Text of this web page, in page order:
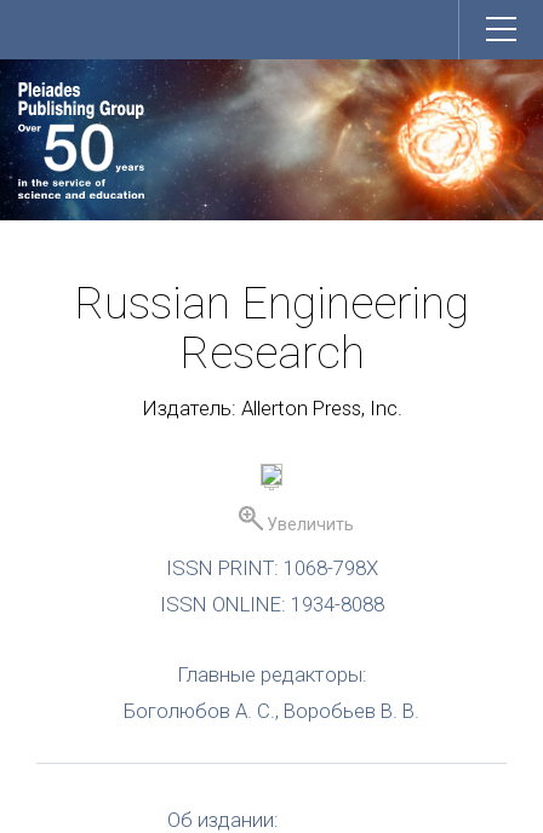
Russian Engineering
Research
Издатель: Allerton Press, Inc.
Увеличить
ISSN PRINT: 1068-798X
ISSN ONLINE: 1934-8088
Главные редакторы:
Боголюбов А. С., Воробьев В. В.
Об издании: